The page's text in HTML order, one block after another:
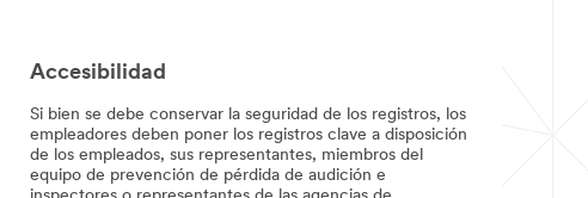
Accesibilidad
Si bien se debe conservar la seguridad de los registros, los
empleadores deben poner los registros clave a disposición
de los empleados, sus representantes, miembros del
equipo de prevención de pérdida de audición e